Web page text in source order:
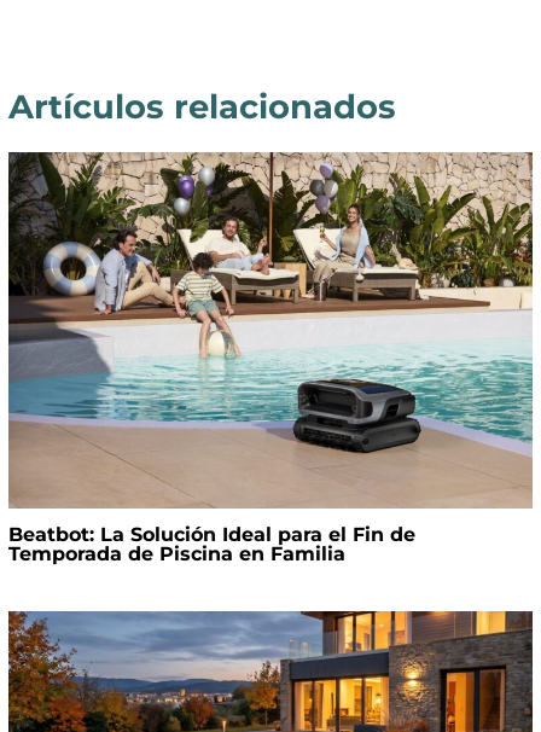
Artículos relacionados
Beatbot: La Solución Ideal para el Fin de
Temporada de Piscina en Familia